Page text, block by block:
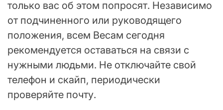
только вас об этом попросят. Независимо
от подчиненного или руководящего
положения, всем Весам сегодня
рекомендуется оставаться на связи с
нужными людьми. Не отключайте свой
телефон и скайп, периодически
проверяйте почту.